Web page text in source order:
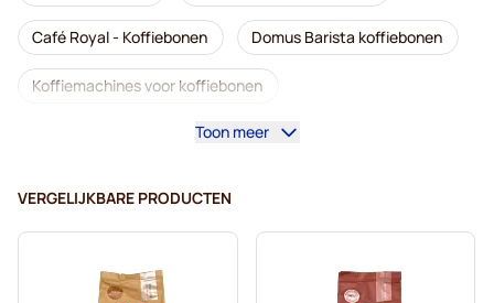
Café Royal - Koffiebonen Domus Barista koffiebonen
Koffiemachines voor koffiebonen
Cafeïnevrij - Koffiebonen
Caffè Borbone - Koffiebonen Merrild - Koffiebonen
Garibaldi - Koffiebonen
Toon meer
VERGELIJKBARE PRODUCTEN